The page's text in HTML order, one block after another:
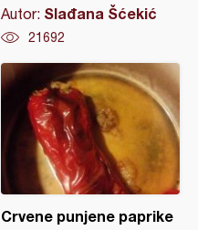
Autor: Slađana Šćekić
21692
Crvene punjene paprike